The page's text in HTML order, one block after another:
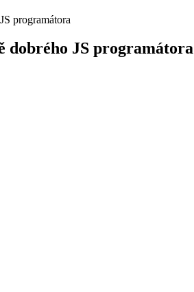
programátora
dobrého JS programátora